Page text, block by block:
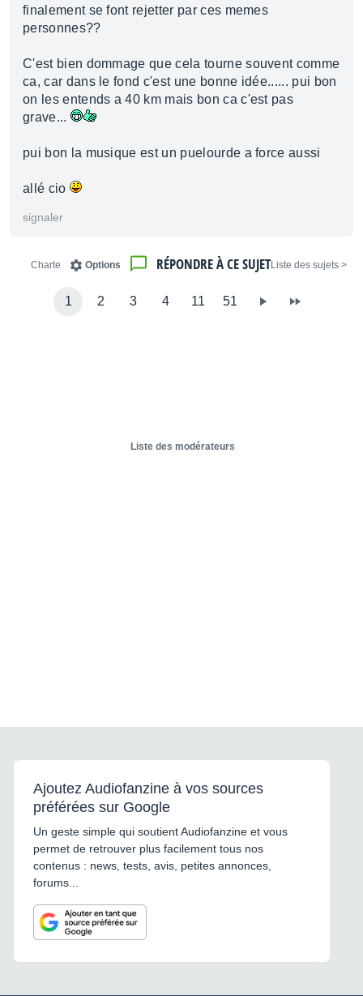
finalement se font rejetter par ces memes
personnes??
C'est bien dommage que cela tourne souvent comme
ca, car dans le fond c'est une bonne idée...... pui bon
on les entends a 40 km mais bon ca c'est pas
grave...
pui bon la musique est un puelourde a force aussi
allé cio
signaler
< Liste des sujets
RÉPONDRE À CE SUJET
Options
Charte
1 2 3 4 11 51
Liste des modérateurs
Ajoutez Audiofanzine à vos sources
préférées sur Google
Un geste simple qui soutient Audiofanzine et vous
permet de retrouver plus facilement tous nos
contenus : news, tests, avis, petites annonces,
forums...